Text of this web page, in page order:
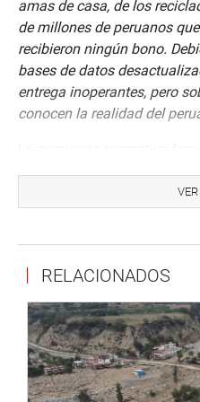
amas de casa, de los
de millones de peruanos
recibieron ningún bono.
bases de datos
entrega inoperantes, pero
conocen la realidad del
y Finanzas para que fije el
de emergencia. Esta norma
siguientes criterios:
cargo se considerará el
por cada hijo o persona a
soles. Tercero, si la
aplicará el criterio del literal
RELACIONADOS